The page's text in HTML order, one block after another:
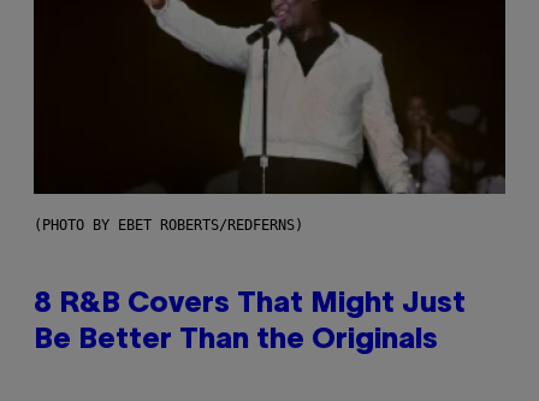
(PHOTO BY EBET ROBERTS/REDFERNS)
8 R&B Covers That Might Just
Be Better Than the Originals